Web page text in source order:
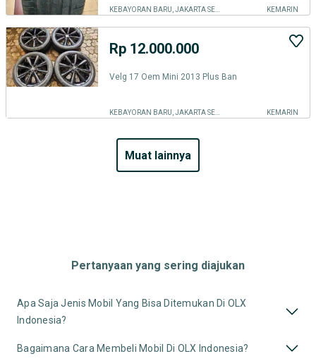
KEMARIN
Rp 12.000.000
Velg 17 Oem Mini 2013 Plus Ban
KEMARIN
muat lainnya
Pertanyaan yang sering diajukan
Apa Saja Jenis Mobil Yang Bisa Ditemukan Di OLX
Indonesia?
Bagaimana Cara Membeli Mobil Di OLX Indonesia?